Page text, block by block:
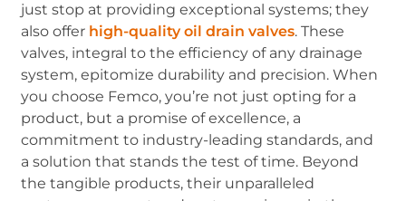
just stop at providing exceptional systems; they
also offer high-quality oil drain valves. These
valves, integral to the efficiency of any drainage
system, epitomize durability and precision. When
you choose Femco, you’re not just opting for a
product, but a promise of excellence, a
commitment to industry-leading standards, and
a solution that stands the test of time. Beyond
the tangible products, their unparalleled